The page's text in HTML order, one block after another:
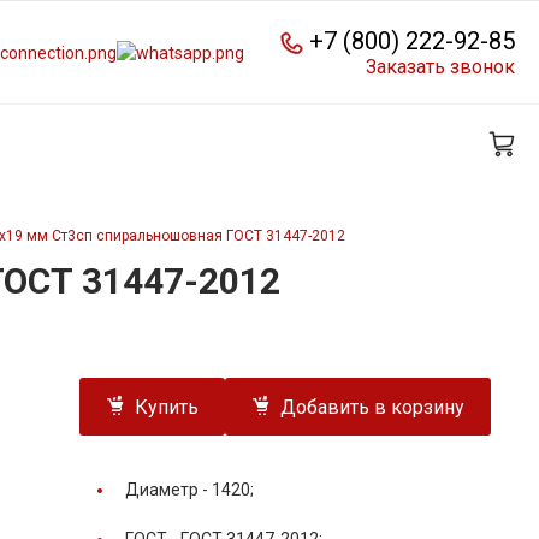
+7 (800) 222-92-85
Заказать звонок
мм Ст3сп спиральношовная ГОСТ 31447-2012
31447-2012
Купить Добавить в корзину
Диаметр - 1420;